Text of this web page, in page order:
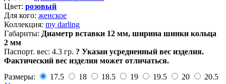
Цвет: розовый
Для кого: женское
Коллекция: my darling
Габариты: Диаметр вставки 12 мм, ширина шинки кольца
2 мм
Паспорт. вес: 4.3 гр. ? Указан усредненный вес изделия.
Фактический вес изделия может отличаться.
Размеры:
17.5 18 18.5 19 19.5 20
20.5